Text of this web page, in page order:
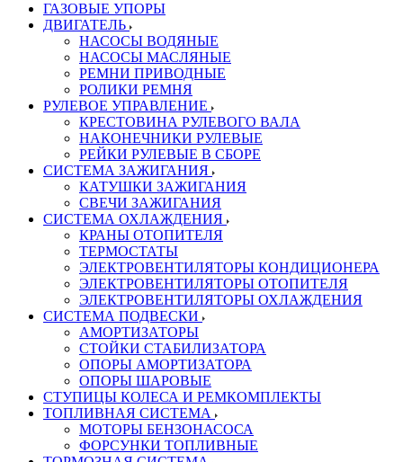
ГАЗОВЫЕ УПОРЫ
ДВИГАТЕЛЬ
НАСОСЫ ВОДЯНЫЕ
НАСОСЫ МАСЛЯНЫЕ
РЕМНИ ПРИВОДНЫЕ
РОЛИКИ РЕМНЯ
РУЛЕВОЕ УПРАВЛЕНИЕ
КРЕСТОВИНА РУЛЕВОГО ВАЛА
НАКОНЕЧНИКИ РУЛЕВЫЕ
РЕЙКИ РУЛЕВЫЕ В СБОРЕ
СИСТЕМА ЗАЖИГАНИЯ
КАТУШКИ ЗАЖИГАНИЯ
СВЕЧИ ЗАЖИГАНИЯ
СИСТЕМА ОХЛАЖДЕНИЯ
КРАНЫ ОТОПИТЕЛЯ
ТЕРМОСТАТЫ
ЭЛЕКТРОВЕНТИЛЯТОРЫ КОНДИЦИОНЕРА
ЭЛЕКТРОВЕНТИЛЯТОРЫ ОТОПИТЕЛЯ
ЭЛЕКТРОВЕНТИЛЯТОРЫ ОХЛАЖДЕНИЯ
СИСТЕМА ПОДВЕСКИ
АМОРТИЗАТОРЫ
СТОЙКИ СТАБИЛИЗАТОРА
ОПОРЫ АМОРТИЗАТОРА
ОПОРЫ ШАРОВЫЕ
СТУПИЦЫ КОЛЕСА И РЕМКОМПЛЕКТЫ
ТОПЛИВНАЯ СИСТЕМА
МОТОРЫ БЕНЗОНАСОСА
ФОРСУНКИ ТОПЛИВНЫЕ